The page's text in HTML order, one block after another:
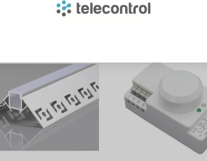
PRODUSE SIMILARE